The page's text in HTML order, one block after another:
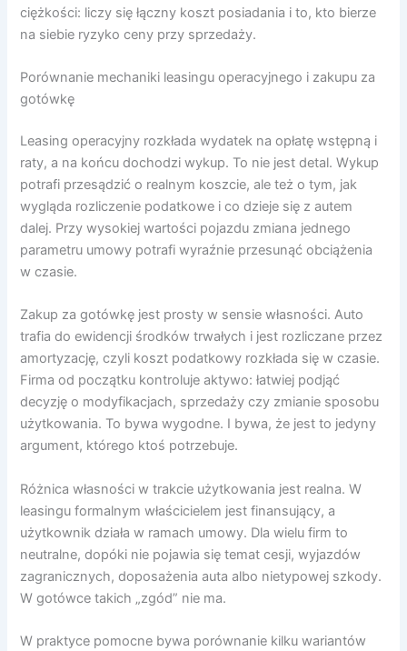
ciężkości: liczy się łączny koszt posiadania i to, kto bierze
na siebie ryzyko ceny przy sprzedaży.
Porównanie mechaniki leasingu operacyjnego i zakupu za
gotówkę
Leasing operacyjny rozkłada wydatek na opłatę wstępną i
raty, a na końcu dochodzi wykup. To nie jest detal. Wykup
potrafi przesądzić o realnym koszcie, ale też o tym, jak
wygląda rozliczenie podatkowe i co dzieje się z autem
dalej. Przy wysokiej wartości pojazdu zmiana jednego
parametru umowy potrafi wyraźnie przesunąć obciążenia
w czasie.
Zakup za gotówkę jest prosty w sensie własności. Auto
trafia do ewidencji środków trwałych i jest rozliczane przez
amortyzację, czyli koszt podatkowy rozkłada się w czasie.
Firma od początku kontroluje aktywo: łatwiej podjąć
decyzję o modyfikacjach, sprzedaży czy zmianie sposobu
użytkowania. To bywa wygodne. I bywa, że jest to jedyny
argument, którego ktoś potrzebuje.
Różnica własności w trakcie użytkowania jest realna. W
leasingu formalnym właścicielem jest finansujący, a
użytkownik działa w ramach umowy. Dla wielu firm to
neutralne, dopóki nie pojawia się temat cesji, wyjazdów
zagranicznych, doposażenia auta albo nietypowej szkody.
W gotówce takich „zgód” nie ma.
W praktyce pomocne bywa porównanie kilku wariantów